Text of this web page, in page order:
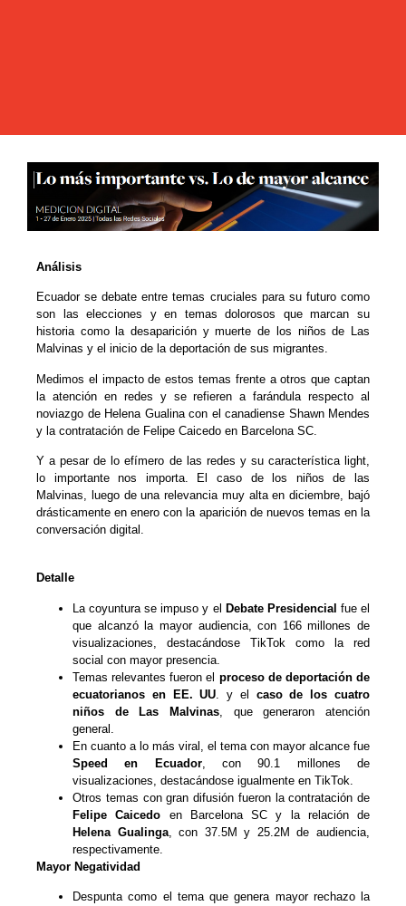
Análisis
Ecuador se debate entre temas cruciales para su futuro como
son las elecciones y en temas dolorosos que marcan su
historia como la desaparición y muerte de los niños de Las
Malvinas y el inicio de la deportación de sus migrantes.
Medimos el impacto de estos temas frente a otros que captan
la atención en redes y se refieren a farándula respecto al
noviazgo de Helena Gualina con el canadiense Shawn Mendes
y la contratación de Felipe Caicedo en Barcelona SC.
Y a pesar de lo efímero de las redes y su característica light,
lo importante nos importa. El caso de los niños de las
Malvinas, luego de una relevancia muy alta en diciembre, bajó
drásticamente en enero con la aparición de nuevos temas en la
conversación digital.
Detalle
La coyuntura se impuso y el Debate Presidencial fue el
que alcanzó la mayor audiencia, con 166 millones de
visualizaciones, destacándose TikTok como la red
social con mayor presencia.
Temas relevantes fueron el proceso de deportación de
ecuatorianos en EE. UU . y el caso de los cuatro
niños de Las
Malvinas , que generaron atención
general.
En cuanto a lo más viral, el tema con mayor alcance fue
Speeden Ecuador, con 90.1 millones de
visualizaciones, destacándose igualmente en TikTok.
Otros temas con gran difusión fueron la contratación de
FelipeCaicedo en Barcelona SC y la relación de
Helena Gualinga, con 37.5M y 25.2M de audiencia,
respectivamente.
Mayor Negatividad
Despunta como el tema que genera mayor rechazo la